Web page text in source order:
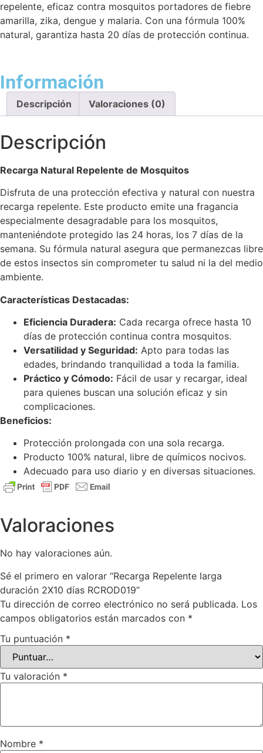
repelente, eficaz contra mosquitos portadores de fiebre
amarilla, zika, dengue y malaria. Con una fórmula 100%
natural, garantiza hasta 20 días de protección continua.
Información
Descripción Valoraciones (0)
Descripción
Recarga Natural Repelente de Mosquitos
Disfruta de una protección efectiva y natural con nuestra
recarga repelente. Este producto emite una fragancia
especialmente desagradable para los mosquitos,
manteniéndote protegido las 24 horas, los 7 días de la
semana. Su fórmula natural asegura que permanezcas libre
de estos insectos sin comprometer tu salud ni la del medio
ambiente.
Características Destacadas:
Eficiencia Duradera: Cada recarga ofrece hasta 10
días de protección continua contra mosquitos.
Versatilidad y Seguridad: Apto para todas las
edades, brindando tranquilidad a toda la familia.
Práctico y Cómodo: Fácil de usar y recargar, ideal
para quienes buscan una solución eficaz y sin
complicaciones.
Beneficios:
Protección prolongada con una sola recarga.
Producto 100% natural, libre de químicos nocivos.
Adecuado para uso diario y en diversas situaciones.
Valoraciones
No hay valoraciones aún.
Sé el primero en valorar “Recarga Repelente larga
duración 2X10 días RCROD019”
Tu dirección de correo electrónico no será publicada. Los
campos obligatorios están marcados con *
Tu puntuación *
Tu valoración *
Nombre *